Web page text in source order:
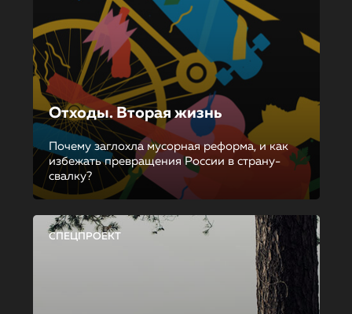
Отходы. Вторая жизнь
Почему заглохла мусорная реформа, и как
избежать превращения России в страну-
свалку?
СПЕЦПРОЕКТ